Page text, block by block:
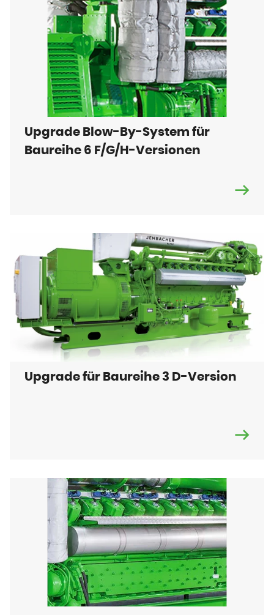
Upgrade Blow-By-System für
Baureihe 6 F/G/H-Versionen
Upgrade für Baureihe 3 D-Version